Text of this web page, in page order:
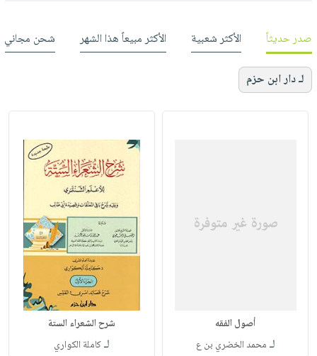
صدر حديثاً الأكثر شعبية الأكثر مبيعاً هذا الشهر شحن مجاني
لـ دار ابن حزم
أصول الفقه
لـ محمد الخضري بن ع
شرح الشعراء الستة
لـكاملة الكواري